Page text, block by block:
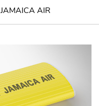
JAMAICA AIR